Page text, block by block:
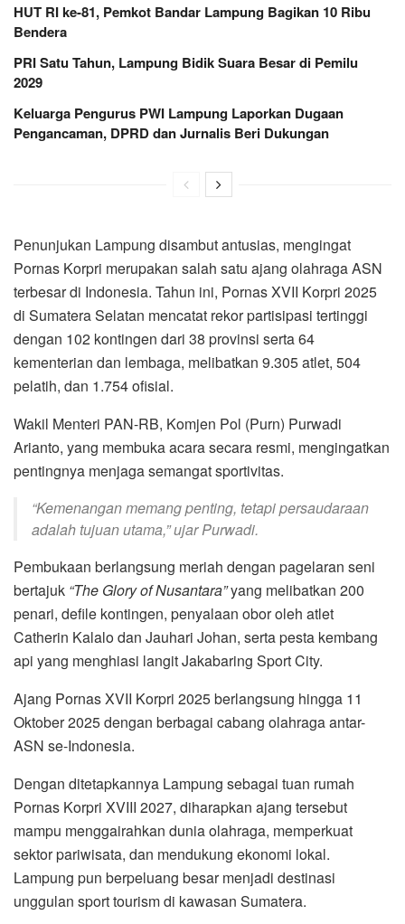
HUT RI ke-81, Pemkot Bandar Lampung Bagikan 10 Ribu
Bendera
PRI Satu Tahun, Lampung Bidik Suara Besar di Pemilu
2029
Keluarga Pengurus PWI Lampung Laporkan Dugaan
Pengancaman, DPRD dan Jurnalis Beri Dukungan
Penunjukan Lampung disambut antusias, mengingat
Pornas Korpri merupakan salah satu ajang olahraga ASN
terbesar di Indonesia. Tahun ini, Pornas XVII Korpri 2025
di Sumatera Selatan mencatat rekor partisipasi tertinggi
dengan 102 kontingen dari 38 provinsi serta 64
kementerian dan lembaga, melibatkan 9.305 atlet, 504
pelatih, dan 1.754 ofisial.
Wakil Menteri PAN-RB, Komjen Pol (Purn) Purwadi
Arianto, yang membuka acara secara resmi, mengingatkan
pentingnya menjaga semangat sportivitas.
“Kemenangan memang penting, tetapi persaudaraan
adalah tujuan utama,” ujar Purwadi.
Pembukaan berlangsung meriah dengan pagelaran seni
bertajuk “The Glory of Nusantara”yang melibatkan 200
penari, defile kontingen, penyalaan obor oleh atlet
Catherin Kalalo dan Jauhari Johan, serta pesta kembang
api yang menghiasi langit Jakabaring Sport City.
Ajang Pornas XVII Korpri 2025 berlangsung hingga 11
Oktober 2025 dengan berbagai cabang olahraga antar-
ASN se-Indonesia.
Dengan ditetapkannya Lampung sebagai tuan rumah
Pornas Korpri XVIII 2027, diharapkan ajang tersebut
mampu menggairahkan dunia olahraga, memperkuat
sektor pariwisata, dan mendukung ekonomi lokal.
Lampung pun berpeluang besar menjadi destinasi
unggulan sport tourism di kawasan Sumatera.